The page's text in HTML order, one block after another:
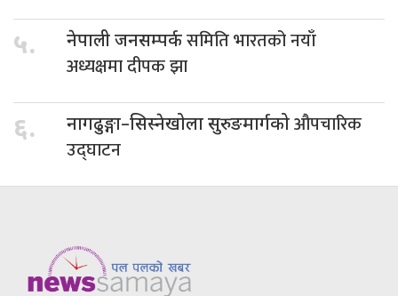
५. नेपाली जनसम्पर्कसमिति भारतको नयाँ
अध्यक्षमा दीपक झा
६. नागढुङ्गा–सिस्नेखोला सुरुङमार्गकोऔपचारिक
उद्घाटन